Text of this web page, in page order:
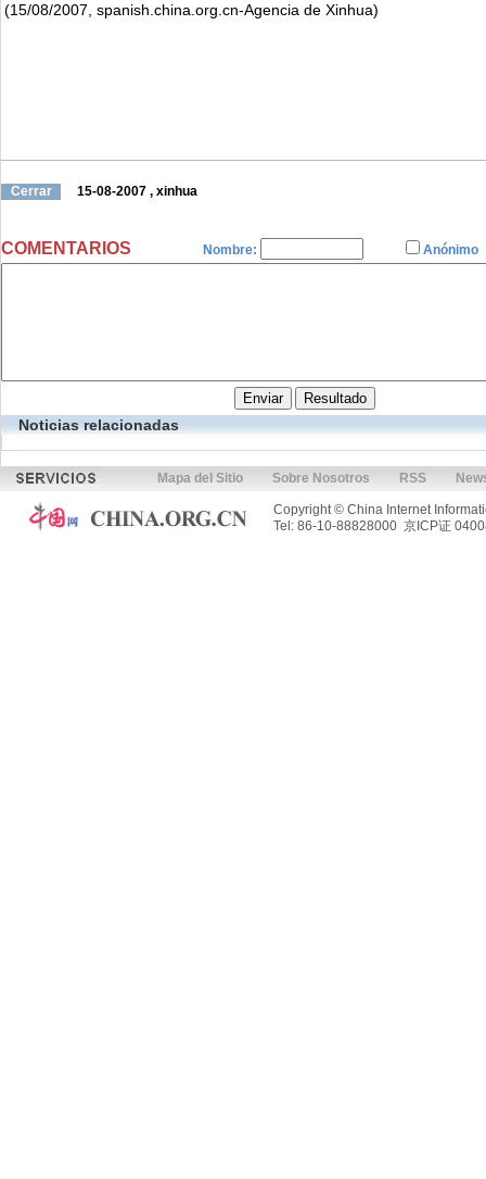
(15/08/2007, spanish.china.org.cn-Agencia de Xinhua)
Cerrar 15-08-2007 , xinhua
COMENTARIOS Nombre: Anónimo
Noticias relacionadas